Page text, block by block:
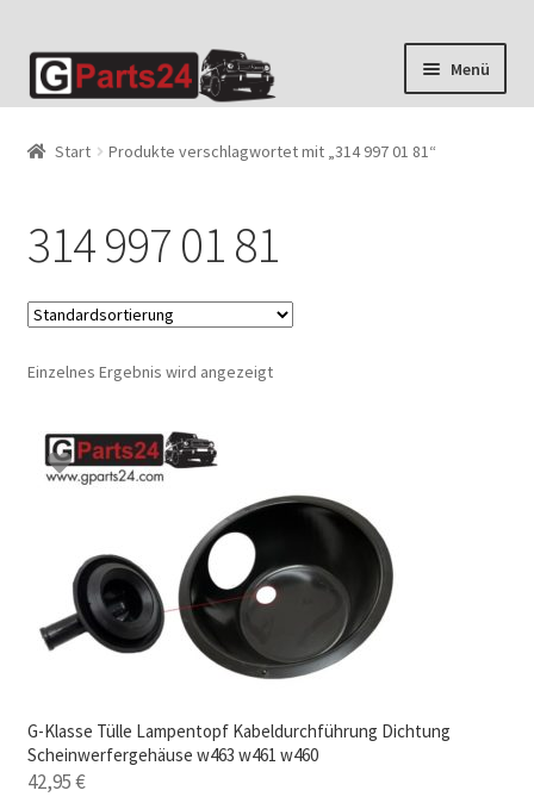
Zur
Navigation
Zum
Inhalt
Menü
Start Produkte verschlagwortet mit „314 997 01 81“
314 997 01 81
Einzelnes Ergebnis wird angezeigt
G-Klasse Tülle Lampentopf Kabeldurchführung Dichtung
Scheinwerfergehäuse w463 w461 w460
42,95€